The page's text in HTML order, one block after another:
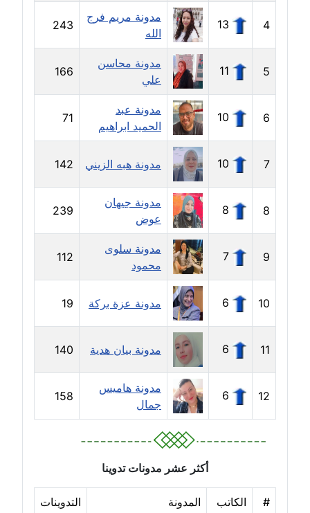
مدونة آيه ابو زهرة
عاملة
مدونة آية الدرديري
عاملة
مدونة آيه الغمري
عاملة
مدونة آية عبد العزيز
مدونة ايهاب همام
مدونة بيان هدية
عاملة
مدونة تامر زيدان
مدونة تسنيم فضالي
مدونة ثائر دالي
مدونة جاد كريم
عاملة
4
13
مدونة مريم فرج
الله
243
5
11
مدونة محاسن
علي
166
6
10
مدونة عبد
الحميد ابراهيم
71
7
10 مدونة هبه الزيني 142
8
8
مدونة جيهان
عوض
239
9
7
مدونة سلوى
محمود
112
10
6 مدونة عزة بركة 19
11
6 مدونة بيان هدية 140
12
6
مدونة هاميس
جمال
158
أكثر عشر مدونات تدوينا
# الكاتب المدونة التدوينات